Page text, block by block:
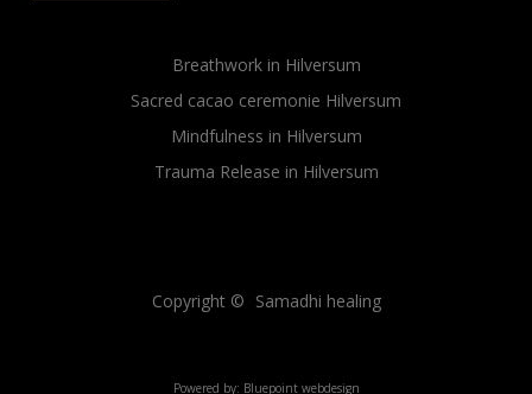
Breathwork in Hilversum
Sacred cacao ceremonie Hilversum
Mindfulness in Hilversum
Trauma Release in Hilversum
Copyright © Samadhi healing
Powered by: Bluepoint webdesign